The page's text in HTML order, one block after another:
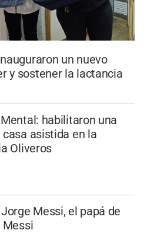
un nuevo
y sostener la lactancia
habilitaron una
casa asistida en la
Oliveros
Messi, el papá de
Messi